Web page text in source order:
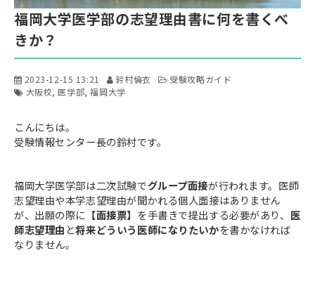
医学部解答速報2026
福岡大学医学部の志望理由書に何を書くべ
きか？
2023-12-15 13:21 鈴村倫衣
受験攻略ガイド
大阪校 医学部 福岡大学
こんにちは。
受験情報センター長の鈴村です。
福岡大学医学部は二次試験でグループ面接が行われます。医師
志望理由や本学志望理由が聞かれる個人面接はありません
が、出願の際に 【面接票】 を手書きで提出する必要があり、 医
師志望理由 と将来どういう医師になりたいかを書かなければ
なりません。​​​​​​​